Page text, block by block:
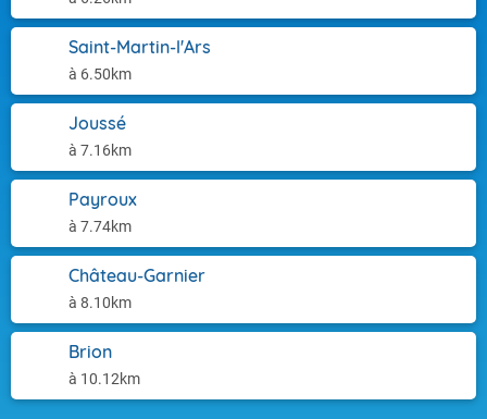
Saint-Martin-l'Ars
à 6.50km
Joussé
à 7.16km
Payroux
à 7.74km
Château-Garnier
à 8.10km
Brion
à 10.12km